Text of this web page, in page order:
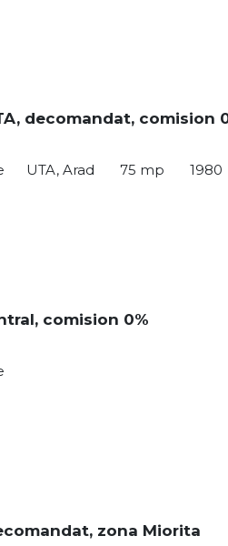
decomandat, comision
UTA, Arad 75 mp 1980
comision 0%
zona Miorita